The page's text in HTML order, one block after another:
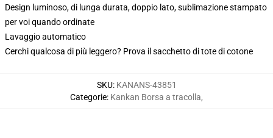
Design luminoso, di lunga durata, doppio lato, sublimazione stampato
per voi quando ordinate
Lavaggio automatico
Cerchi qualcosa di più leggero? Prova il sacchetto di tote di cotone
SKU: KANANS-43851
Categorie: Kankan Borsa a tracolla,